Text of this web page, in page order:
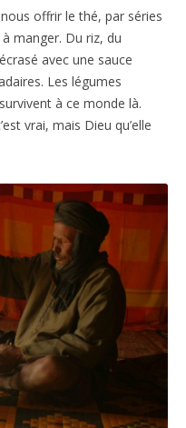
offrir le thé, par séries
manger. Du riz, du
avec une sauce
Les légumes
à ce monde là.
vrai, mais Dieu qu’elle